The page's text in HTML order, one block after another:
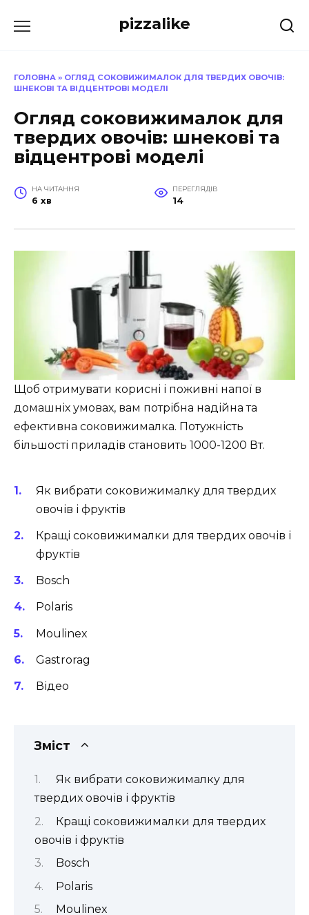
до
pizzalike
ГОЛОВНА » ОГЛЯД СОКОВИЖИМАЛОК ДЛЯ ТВЕРДИХ ОВОЧІВ:
ШНЕКОВІ ТА ВІДЦЕНТРОВІ МОДЕЛІ
Огляд соковижималок для
твердих овочів: шнекові та
відцентрові моделі
НА ЧИТАННЯ
6 хв
ПЕРЕГЛЯДІВ
14
Щоб отримувати корисні і поживні напої в
домашніх умовах, вам потрібна надійна та
ефективна соковижималка. Потужність
більшості приладів становить 1000-1200 Вт.
Як вибрати соковижималку для твердих
овочів і фруктів
Кращі соковижималки для твердих овочів і
фруктів
Bosch
Polaris
Moulinex
Gastrorag
Відео
Зміст
Як вибрати соковижималку для
твердих овочів і фруктів
Кращі соковижималки для твердих
овочів і фруктів
Bosch
Polaris
Moulinex